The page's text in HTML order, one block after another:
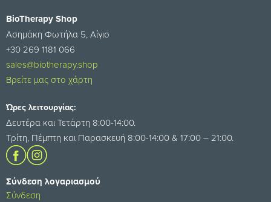
BioTherapy Shop
Ασημάκη Φωτήλα 5, Αίγιο
+30 269 1181 066
sales@biotherapy.shop
Βρείτε μας στο χάρτη
Ώρες λειτουργίας:
Δευτέρα και Τετάρτη 8:00-14:00.
Τρίτη, Πέμπτη και Παρασκευή 8:00-14:00 & 17:00 – 21:00.
Σύνδεση λογαριασμού
Σύνδεση